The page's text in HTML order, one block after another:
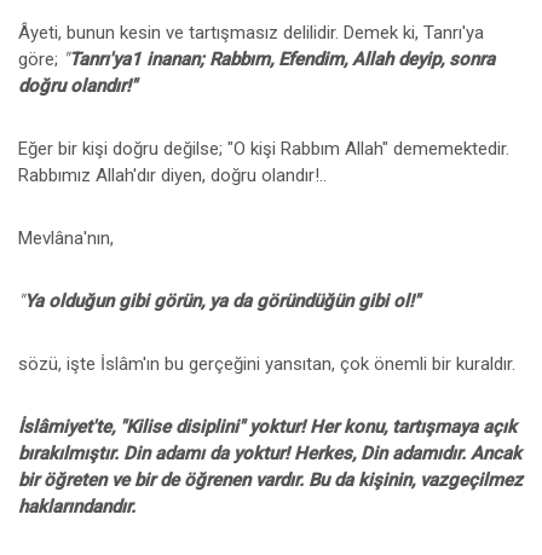
Âyeti, bunun kesin ve tartışmasız delilidir. Demek ki, Tanrı'ya
göre; "Tanrı'ya1 inanan; Rabbım, Efendim, Allah deyip, sonra
doğru olandır!"
Eğer bir kişi doğru değilse; "O kişi Rabbım Allah" dememektedir.
Rabbımız Allah'dır diyen, doğru olandır!..
Mevlâna'nın,
"Ya olduğun gibi görün, ya da göründüğün gibi ol!"
sözü, işte İslâm'ın bu gerçeğini yansıtan, çok önemli bir kuraldır.
İslâmiyet'te, "Kilise disiplini" yoktur! Her konu, tartışmaya açık
bırakılmıştır. Din adamı da yoktur! Herkes, Din adamıdır. Ancak
bir öğreten ve bir de öğrenen vardır. Bu da kişinin, vazgeçilmez
haklarındandır.